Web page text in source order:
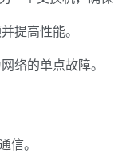
提高性能。
络的单点故障。
信。